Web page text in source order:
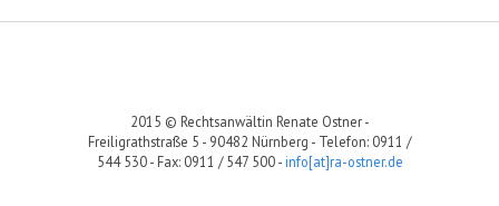
2015 © Rechtsanwältin Renate Ostner -
Freiligrathstraße 5 - 90482 Nürnberg - Telefon: 0911 /
544 530 - Fax: 0911 / 547 500 -info[at]ra-ostner.de